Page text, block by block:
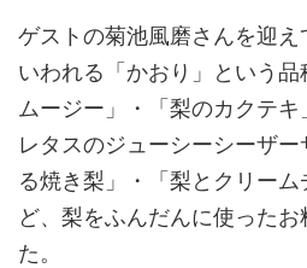
ゲストの菊池風磨さんを迎え
いわれる「かおり」という
ムージー」・「梨のカクテキ
レタスのジューシーシーザ
る焼き梨」・「梨とクリー
ど、梨をふんだんに使った
た。